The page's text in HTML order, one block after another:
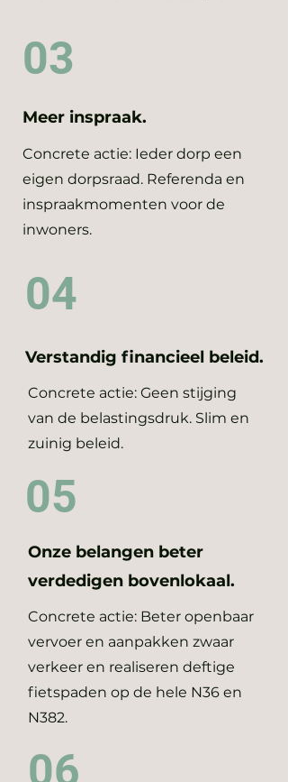
03
Meer inspraak.
Concrete actie: Ieder dorp een
eigen dorpsraad. Referenda en
inspraakmomenten voor de
inwoners.
04
Verstandig financieel beleid.
Concrete actie: Geen stijging
van de belastingsdruk. Slim en
zuinig beleid.
05
Onze belangen beter
verdedigen bovenlokaal.
Concrete actie: Beter openbaar
vervoer en aanpakken zwaar
verkeer en realiseren deftige
fietspaden op de hele N36 en
N382.
06